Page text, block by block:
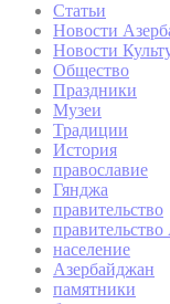
Статьи
Новости
Новости
Общество
Праздники
Музеи
Традиции
История
православие
Гянджа
правительство
население
Азербайджан
памятники